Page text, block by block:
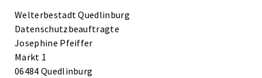
Welterbestadt Quedlinburg
Datenschutzbeauftragte
Josephine Pfeiffer
Markt 1
06484 Quedlinburg